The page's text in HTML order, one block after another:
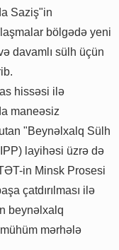
Saziş"in
bölgədə yeni
davamlı sülh üçün
hissəsi ilə
maneəsiz
"Beynəlxalq Sülh
layihəsi üzrə də
in Minsk Prosesi
çatdırılması ilə
beynəlxalq
mərhələ